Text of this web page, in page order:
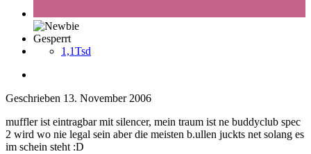
Gesperrt
1,1Tsd
Geschrieben 13. November 2006
muffler ist eintragbar mit silencer, mein traum ist ne buddyclub spec
2 wird wo nie legal sein aber die meisten b.ullen juckts net solang es
im schein steht :D